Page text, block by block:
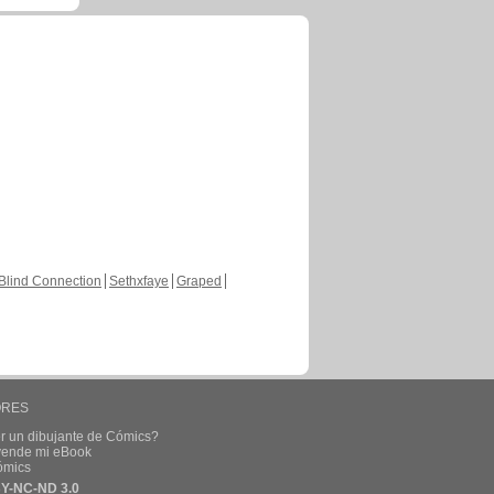
Blind Connection Sethxfaye Graped
un dibujante de Cómics?
mi eBook
NC-ND 3.0